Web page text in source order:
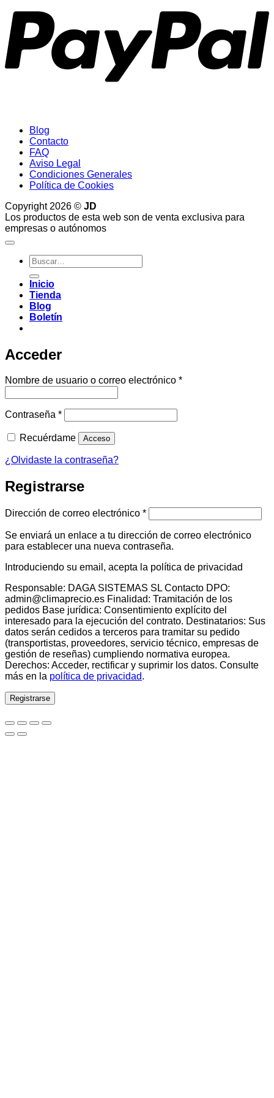
Blog
Contacto
FAQ
Aviso Legal
Condiciones Generales
Política de Cookies
Copyright 2026 © JD
Los productos de esta web son de venta exclusiva para
empresas o autónomos
Buscar
por:
Inicio
Tienda
Blog
Boletín
Acceder
Nombre de usuario o correo electrónico *Obligatorio
Contraseña *Obligatorio
Recuérdame Acceso
¿Olvidaste la contraseña?
Registrarse
Dirección de correo electrónico *Obligatorio
Se enviará un enlace a tu dirección de correo electrónico
para establecer una nueva contraseña.
Introduciendo su email, acepta la política de privacidad
Responsable: DAGA SISTEMAS SL Contacto DPO:
admin@climaprecio.es Finalidad: Tramitación de los
pedidos Base jurídica: Consentimiento explícito del
interesado para la ejecución del contrato. Destinatarios: Sus
datos serán cedidos a terceros para tramitar su pedido
(transportistas, proveedores, servicio técnico, empresas de
gestión de reseñas) cumpliendo normativa europea.
Derechos: Acceder, rectificar y suprimir los datos. Consulte
más en la política de privacidad.
Registrarse